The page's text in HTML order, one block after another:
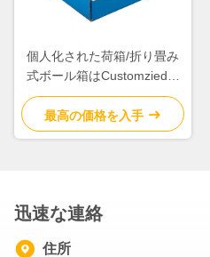
個人化された荷箱/折り畳み
式ボール箱はCustomzied色
を囲みます
最高の価格を入手
迅速な連絡
住所